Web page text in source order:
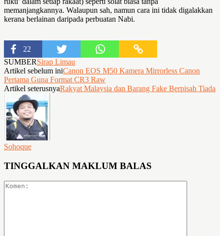
memanjangkannya. Walaupun sah, namun cara ini tidak digalakkan
kerana berlainan daripada perbuatan Nabi.
22
SUMBERSirap Limau
Artikel sebelum iniCanon EOS M50 Kamera Mirrorless Canon
Pertama Guna Format CR3 Raw
Artikel seterusnyaRakyat Malaysia dan Barang Fake Berpisah Tiada
Sohoque
TINGGALKAN MAKLUM BALAS